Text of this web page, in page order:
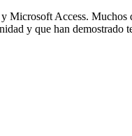
Microsoft Access.
y que han demostrado